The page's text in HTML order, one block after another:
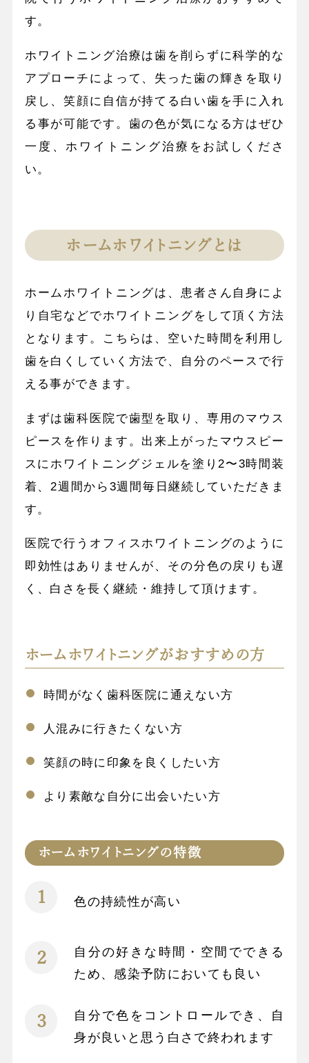
す。
ホワイトニング治療は歯を削らずに科学的な
アプローチによって、失った歯の輝きを取り
戻し、笑顔に自信が持てる白い歯を手に入れ
る事が可能です。歯の色が気になる方はぜひ
一度、ホワイトニング治療をお試しくださ
い。
ホームホワイトニングとは
ホームホワイトニングは、患者さん自身によ
り自宅などでホワイトニングをして頂く方法
となります。こちらは、空いた時間を利用し
歯を白くしていく方法で、自分のペースで行
える事ができます。
まずは歯科医院で歯型を取り、専用のマウス
ピースを作ります。出来上がったマウスピー
スにホワイトニングジェルを塗り2〜3時間装
着、2週間から3週間毎日継続していただきま
す。
医院で行うオフィスホワイトニングのように
即効性はありませんが、その分色の戻りも遅
く、白さを長く継続・維持して頂けます。
ホームホワイトニングがおすすめの方
時間がなく歯科医院に通えない方
人混みに行きたくない方
笑顔の時に印象を良くしたい方
より素敵な自分に出会いたい方
ホームホワイトニングの特徴
色の持続性が高い
自分の好きな時間・空間でできる
ため、感染予防においても良い
自分で色をコントロールでき、自
身が良いと思う白さで終われます